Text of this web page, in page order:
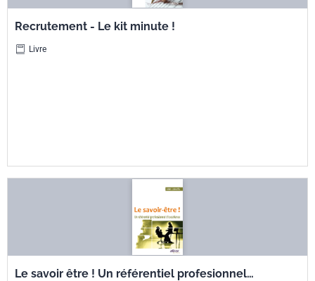
Recrutement - Le kit minute !
Livre
Le savoir être ! Un référentiel profesionnel